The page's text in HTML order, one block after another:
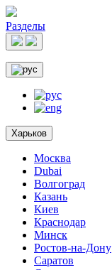
Разделы
Харьков
Москва
Dubai
Волгоград
Казань
Киев
Краснодар
Минск
Ростов-на-Дону
Саратов